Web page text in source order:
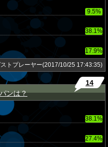
9.5%
38.1%
17.9%
トプレーヤー(2017/10/25 17:43:35)
ンは？
14
38.1%
27.4%